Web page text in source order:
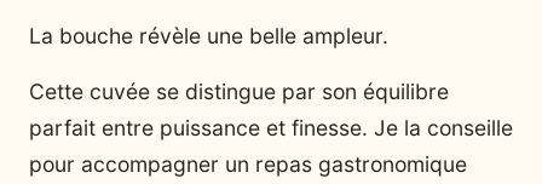
La bouche révèle une belle ampleur.
Cette cuvée se distingue par son équilibre
parfait entre puissance et finesse. Je la conseille
pour accompagner un repas gastronomique